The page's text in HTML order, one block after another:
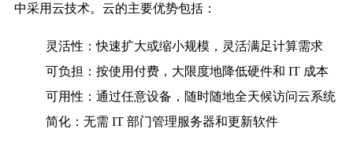
中采用云技术。云的主要优势包括：
灵活性：快速扩大或缩小规模，灵活满足计算需求
可负担： 按使用付费，大限度地降低硬件和 IT 成本
可用性： 通过任意设备，随时随地全天候访问云系统
简化： 无需 IT 部门管理服务器和更新软件